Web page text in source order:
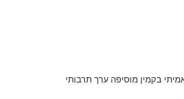
בקמין מוסיפה ערך תרבותי